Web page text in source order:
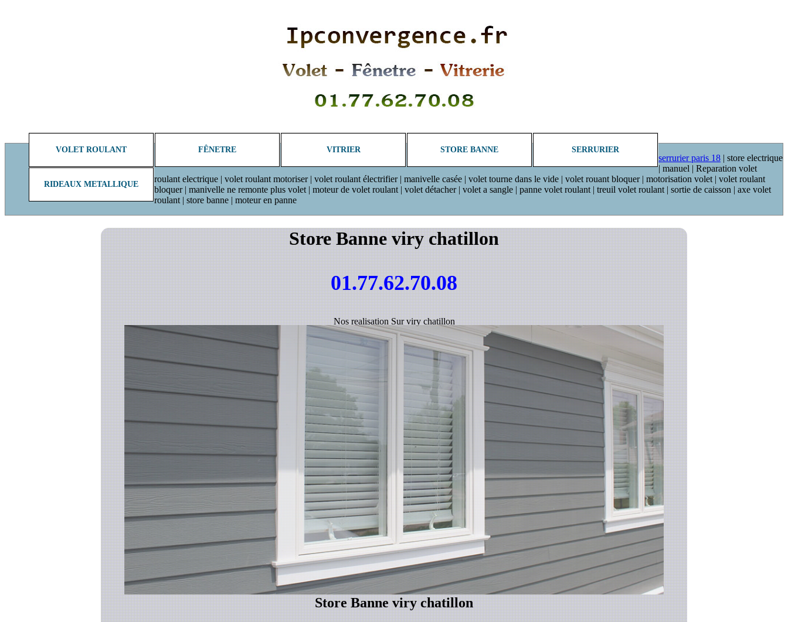
VOLET ROULANT FÊNETRE VITRIER STORE BANNE SERRURIER
RIDEAUX METALLIQUE
serrurier paris 18 | store electrique
| manuel | Reparation volet
roulant electrique | volet roulant motoriser | volet roulant électrifier | manivelle casée | volet tourne dans le vide | volet rouant bloquer | motorisation volet | volet roulant
bloquer | manivelle ne remonte plus volet | moteur de volet roulant | volet détacher | volet a sangle | panne volet roulant | treuil volet roulant | sortie de caisson | axe volet
roulant | store banne | moteur en panne
Store Banne viry chatillon
01.77.62.70.08
Nos realisation Sur viry chatillon
Store Banne viry chatillon